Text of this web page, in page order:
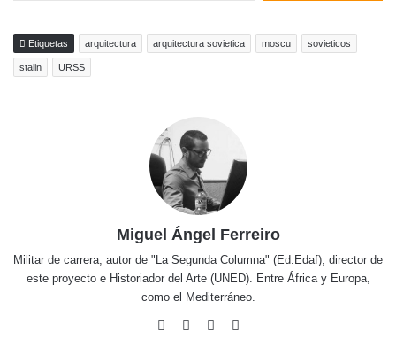
Etiquetas arquitectura arquitectura sovietica moscu sovieticos
stalin URSS
Miguel Ángel Ferreiro
Militar de carrera, autor de "La Segunda Columna" (Ed.Edaf), director de
este proyecto e Historiador del Arte (UNED). Entre África y Europa,
como el Mediterráneo.
Facebook
X Pinterest